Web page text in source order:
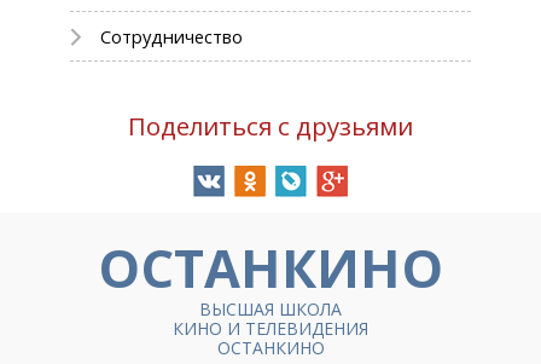
Сотрудничество
Поделиться с друзьями
ОСТАНКИНО
ВЫСШАЯ ШКОЛА
КИНО И ТЕЛЕВИДЕНИЯ
ОСТАНКИНО